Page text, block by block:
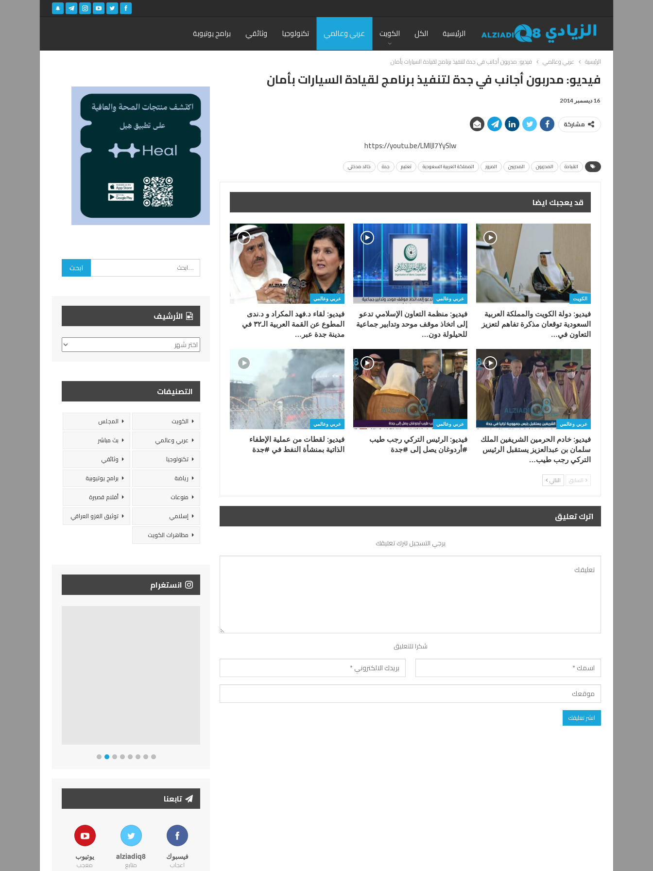
الرئيسية الكل الكويت عربي وعالمي تكنولوجيا وثائقي برامج يوتيوبة
الرئيسية عربي وعالمي فيديو: مدربون أجانب في جدة لتنفيذ برنامج لقيادة السيارات بأمان
فيديو: مدربون أجانب في جدة لتنفيذ برنامج لقيادة السيارات بأمان
16 ديسمبر 2014
مشاركة
https://youtu.be/LMIJl7YySIw
القيادة المدربون المدربين المرور المملكة العربية السعودية تعليم جدة خالد مدخلي
قد يعجبك ايضا
الكويت
فيديو: دولة الكويت والمملكة العربية
السعودية توقعان مذكرة تفاهم لتعزيز
التعاون في…
عربي وعالمي
فيديو: منظمة التعاون الإسلامي تدعو
إلى اتخاذ موقف موحد وتدابير جماعية
للحيلولة دون…
عربي وعالمي
فيديو: لقاء د.فهد المكراد و د.ندى
المطوع عن القمة العربية الـ٣٢ في
مدينة جدة عبر…
عربي وعالمي
فيديو: خادم الحرمين الشريفين الملك
سلمان بن عبدالعزيز يستقبل الرئيس
التركي رجب طيب…
عربي وعالمي
فيديو: الرئيس التركي رجب طيب
#أردوغان يصل إلى #جدة
عربي وعالمي
فيديو: لقطات من عملية الإطفاء
الذاتية بمنشأة النفط في #جدة
السابق التالي
اترك تعليق
يرجي التسجيل لترك تعليقك
شكرا للتعليق
الأرشيف
الأرشيف
التصنيفات
الكويت
المجلس
عربي وعالمي
بث مباشر
تكنولوجيا
وثائقي
رياضة
برامج يوتيوبية
منوعات
أفلام قصيرة
إسلامي
توثيق الغزو العراقي
مظاهرات الكويت
انستغرام
تابعنا
فيسبوك
اعجاب
alziadiq8
متابع
يوتيوب
معجب